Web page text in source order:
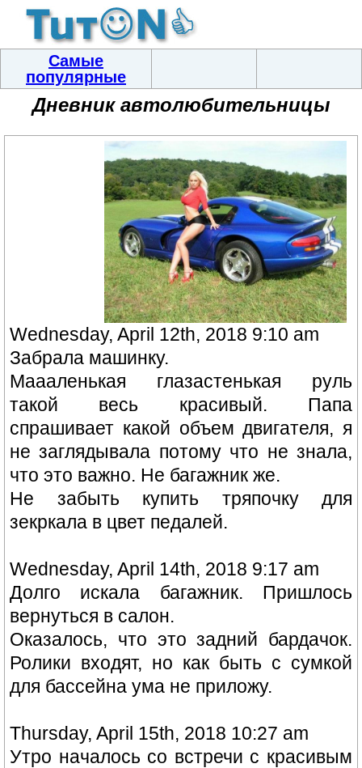
Самые
популярные
Дневник автолюбительницы
Wednesday, April 12th, 2018 9:10 am
Забрала машинку.
Маааленькая глазастенькая руль
такой весь красивый. Папа
спрашивает какой объем двигателя, я
не заглядывала потому что не знала,
что это важно. Не багажник же.
Не забыть купить тряпочку для
зекркала в цвет педалей.
Wednesday, April 14th, 2018 9:17 am
Долго искала багажник. Пришлось
вернуться в салон.
Оказалось, что это задний бардачок.
Ролики входят, но как быть с сумкой
для бассейна ума не приложу.
Thursday, April 15th, 2018 10:27 am
Утро началось со встречи с красивым